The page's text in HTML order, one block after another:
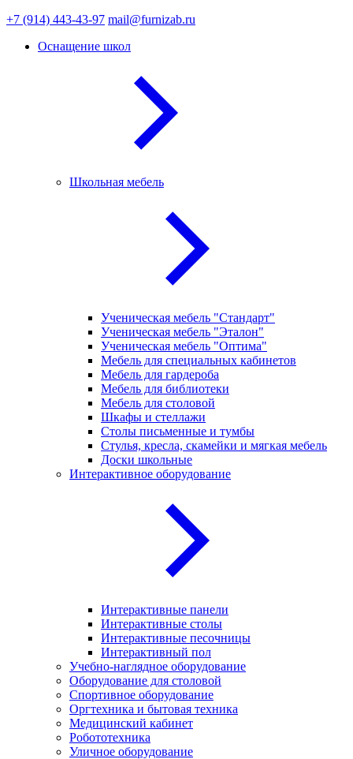
+7 (914) 443-43-97 mail@furnizab.ru
Оснащение школ
Школьная мебель
Ученическая мебель "Стандарт"
Ученическая мебель "Эталон"
Ученическая мебель "Оптима"
Мебель для специальных кабинетов
Мебель для гардероба
Мебель для библиотеки
Мебель для столовой
Шкафы и стеллажи
Столы письменные и тумбы
Стулья, кресла, скамейки и мягкая мебель
Доски школьные
Интерактивное оборудование
Интерактивные панели
Интерактивные столы
Интерактивные песочницы
Интерактивный пол
Учебно-наглядное оборудование
Оборудование для столовой
Спортивное оборудование
Оргтехника и бытовая техника
Медицинский кабинет
Робототехника
Уличное оборудование